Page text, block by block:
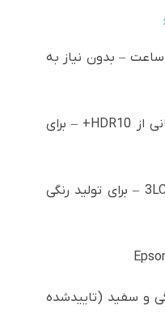
منبع نور لیزری با عمر ۲۰۰۰۰ ساعت – بدون نیاز به
فناوری نمایش 4K با پشتیبانی از HDR10+ – برای
فناوری واقعی ۳ تراشه‌ای 3LCD – برای تولید رنگی
۲۲۰۰ لومن رنگی و سفید (تاییدشده